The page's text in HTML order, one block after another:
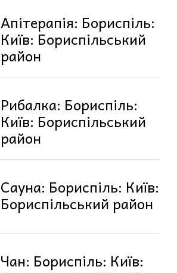
Апітерапія: Бориспіль:
Київ: Бориспільський
район
Рибалка: Бориспіль:
Київ: Бориспільський
район
Сауна: Бориспіль: Київ:
Бориспільський район
Чан: Бориспіль: Київ: